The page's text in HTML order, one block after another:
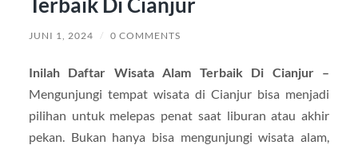
JUNI 1, 2024 / 0 COMMENTS
Inilah Daftar Wisata Alam Terbaik Di Cianjur –
Mengunjungi tempat wisata di Cianjur bisa menjadi
pilihan untuk melepas penat saat liburan atau akhir
pekan. Bukan hanya bisa mengunjungi wisata alam,